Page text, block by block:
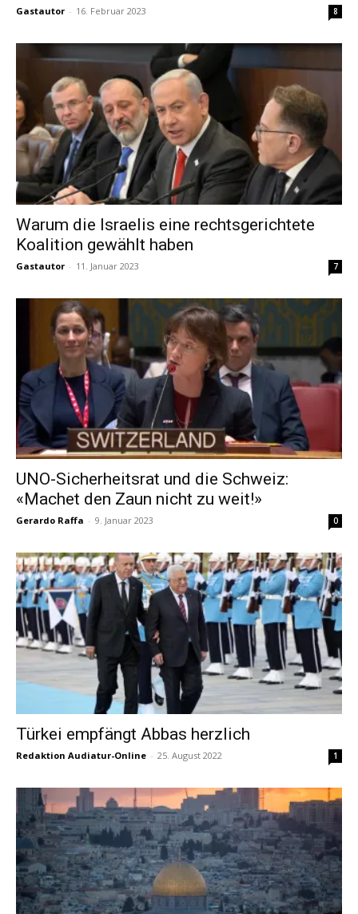
Gastautor - 16. Februar 2023 8
Warum die Israelis eine rechtsgerichtete
Koalition gewählt haben
Gastautor - 11. Januar 2023 7
UNO-Sicherheitsrat und die Schweiz:
«Machet den Zaun nicht zu weit!»
Gerardo Raffa - 9. Januar 2023 0
Türkei empfängt Abbas herzlich
Redaktion Audiatur-Online - 25. August 2022 1